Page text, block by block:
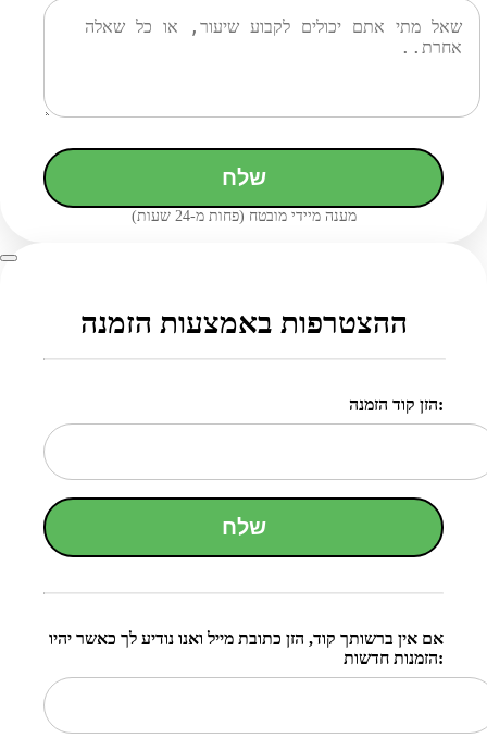
שלח
מענה מיידי מובטח (פחות מ-24 שעות)
ההצטרפות באמצעות הזמנה
הזן קוד הזמנה:
שלח
אם אין ברשותך קוד, הזן כתובת מייל ואנו נודיע לך כאשר יהיו
הזמנות חדשות: